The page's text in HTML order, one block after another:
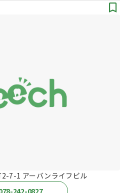
7-1 アーバンライフビル
242-0827